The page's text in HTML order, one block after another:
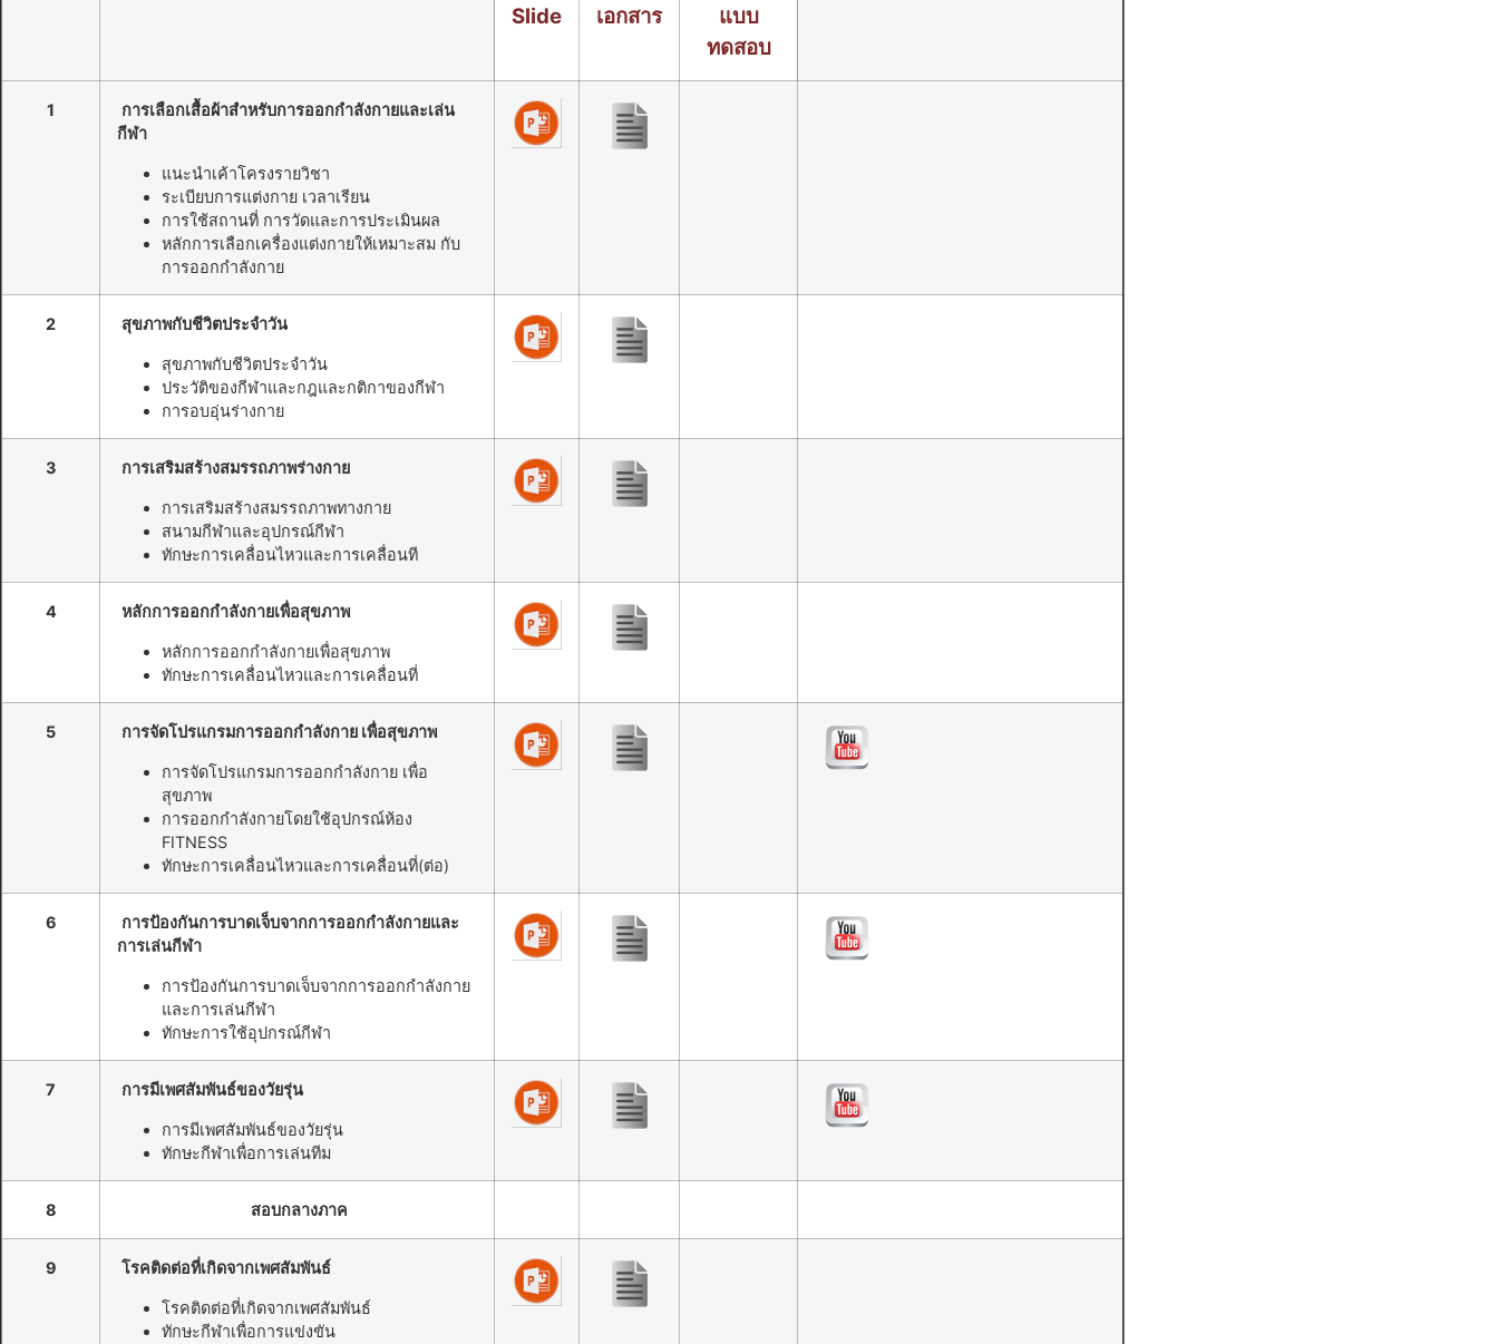
Slide เอกสาร
แบบ
ทดสอบ
1
การเลือกเสื้อผ้าสำหรับการออกกำลังกายและเล่น
กีฬา
แนะนำเค้าโครงรายวิชา
ระเบียบการแต่งกาย เวลาเรียน
การใช้สถานที่ การวัดและการประเมินผล
หลักการเลือกเครื่องแต่งกายให้เหมาะสม กับ
การออกกำลังกาย
2 สุขภาพกับชีวิตประจำวัน
สุขภาพกับชีวิตประจำวัน
ประวัติของกีฬาและกฎและกติกาของกีฬา
การอบอุ่นร่างกาย
3 การเสริมสร้างสมรรถภาพร่างกาย
การเสริมสร้างสมรรถภาพทางกาย
สนามกีฬาและอุปกรณ์กีฬา
ทักษะการเคลื่อนไหวและการเคลื่อนที
4 หลักการออกกำลังกายเพื่อสุขภาพ
หลักการออกกำลังกายเพื่อสุขภาพ
ทักษะการเคลื่อนไหวและการเคลื่อนที่
5 การจัดโปรแกรมการออกกำลังกาย เพื่อสุขภาพ
การจัดโปรแกรมการออกกำลังกาย เพื่อ
สุขภาพ
การออกกำลังกายโดยใช้อุปกรณ์ห้อง
FITNESS
ทักษะการเคลื่อนไหวและการเคลื่อนที่(ต่อ)
6
การป้องกันการบาดเจ็บจากการออกกำลังกายและ
การเล่นกีฬา
การป้องกันการบาดเจ็บจากการออกกำลังกาย
และการเล่นกีฬา
ทักษะการใช้อุปกรณ์กีฬา
7 การมีเพศสัมพันธ์ของวัยรุ่น
การมีเพศสัมพันธ์ของวัยรุ่น
ทักษะกีฬาเพื่อการเล่นทีม
8 สอบกลางภาค
9 โรคติดต่อที่เกิดจากเพศสัมพันธ์
โรคติดต่อที่เกิดจากเพศสัมพันธ์
ทักษะกีฬาเพื่อการแข่งขัน